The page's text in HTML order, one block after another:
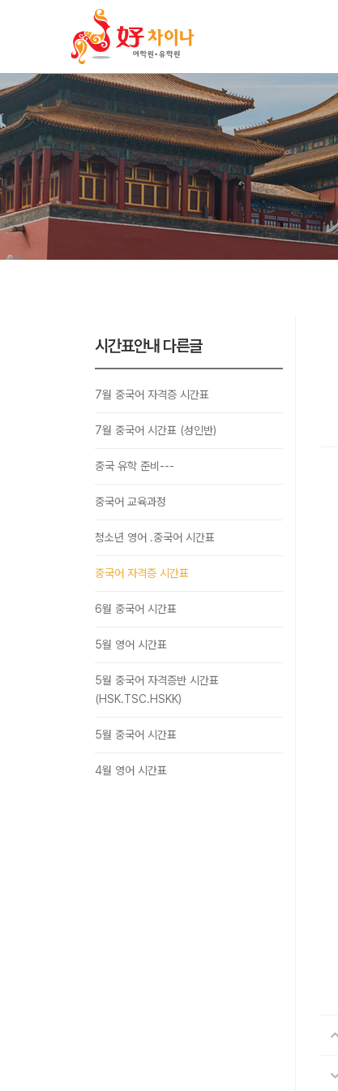
시간표안내 다른글
7월 중국어 자격증 시간표
7월 중국어 시간표 (성인반)
중국 유학 준비---
중국어 교육과정
청소년 영어 .중국어 시간표
중국어 자격증 시간표
6월 중국어 시간표
5월 영어 시간표
5월 중국어 자격증반 시간표
(HSK.TSC.HSKK)
5월 중국어 시간표
4월 영어 시간표